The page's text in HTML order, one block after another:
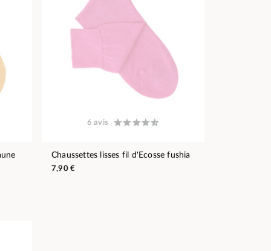
6 avis
Chaussettes lisses fil d'Ecosse fushia
7,90 €